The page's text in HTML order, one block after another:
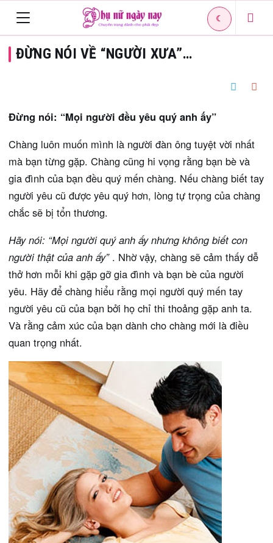
navigation
☾
ĐỪNG NÓI VỀ “NGƯỜI XƯA”…
Đừng nói: “Mọi người đều yêu quý anh ấy”
Chàng luôn muốn mình là người đàn ông tuyệt vời nhất
mà bạn từng gặp. Chàng cũng hi vọng rằng bạn bè và
gia đình của bạn đều quý mến chàng. Nếu chàng biết tay
người yêu cũ được yêu quý hơn, lòng tự trọng của chàng
chắc sẽ bị tổn thương.
Hãy nói: “Mọi người quý anh ấy nhưng không biết con
người thật của anh ấy”. Nhờ vậy, chàng sẽ cảm thấy dễ
thở hơn mỗi khi gặp gỡ gia đình và bạn bè của người
yêu. Hãy để chàng hiểu rằng mọi người quý mến tay
người yêu cũ của bạn bởi họ chỉ thi thoảng gặp anh ta.
Và rằng cảm xúc của bạn dành cho chàng mới là điều
quan trọng nhất.